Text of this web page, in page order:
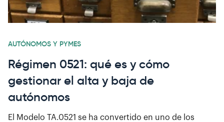
AUTÓNOMOS Y PYMES
Régimen 0521: qué es y cómo
gestionar el alta y baja de
autónomos
El Modelo TA.0521 se ha convertido en uno de los